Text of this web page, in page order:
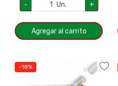
-
Un. +
Agregar al carrito
-18%